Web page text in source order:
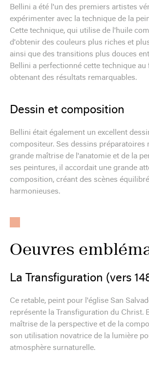
Bellini a été l'un des premiers artistes
expérimenter avec la technique de la
Cette technique, qui utilise de l'huile
d'obtenir des couleurs plus riches et
ainsi que des transitions plus douces
Bellini a perfectionné cette technique au
obtenant des résultats remarquables.
Dessin et composition
Bellini était également un excellent
compositeur. Ses dessins préparatoires
grande maîtrise de l'anatomie et de la
ses peintures, il accordait une grande
composition, créant des scènes
harmonieuses.
Oeuvres
La Transfiguration (vers
Ce retable, peint pour l'église San
représente la Transfiguration du Christ.
maîtrise de la perspective et de la
son utilisation novatrice de la lumière
atmosphère surnaturelle.